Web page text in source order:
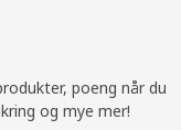
poeng når du
og mye mer!